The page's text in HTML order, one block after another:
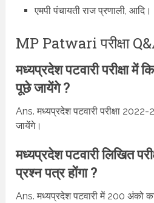
एमपी पंचायती राज प्रणाली, आदि।
MP Patwari परीक्षा
मध्यप्रदेश पटवारी परीक्षा में
पूछे जायेंगे ?
Ans. मध्यप्रदेश पटवारी परीक्षा
जायेंगे।
मध्यप्रदेश पटवारी लिखित
प्रश्न पत्र होंगा ?
Ans. मध्यप्रदेश पटवारी में 200 अंको